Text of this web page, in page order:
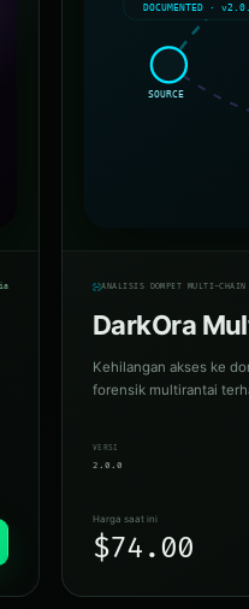
ANALISIS DOMPET MULTI-CHAIN
DarkOra
Kehilangan akses ke
forensik multirantai
VERSI
2.0.0
Harga saat ini
$74.00